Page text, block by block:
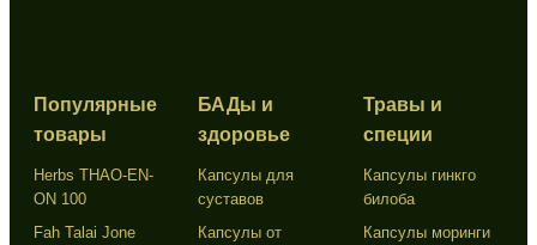
Популярные
товары
Herbs THAO-EN-
ON 100
Fah Talai Jone
БАДы и
здоровье
Капсулы для
суставов
Капсулы от
Травы и
специи
Капсулы гинкго
билоба
Капсулы моринги